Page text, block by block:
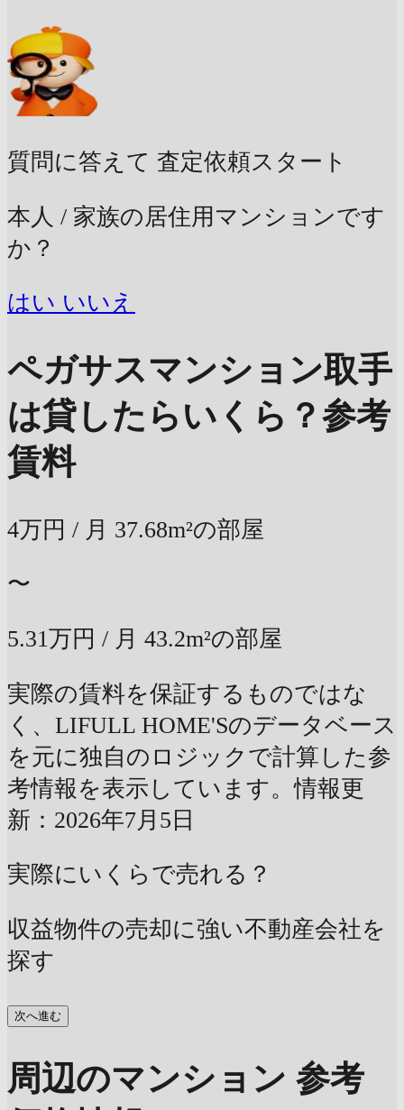
質問に答えて 査定依頼スタート
本人 / 家族の居住用マンションです
か？
はい いいえ
ペガサスマンション取手
は貸したらいくら？参考
賃料
4万円 / 月 37.68m²の部屋
〜
5.31万円 / 月 43.2m²の部屋
実際の賃料を保証するものではな
く、LIFULL HOME'Sのデータベース
を元に独自のロジックで計算した参
考情報を表示しています。情報更
新：2026年7月5日
実際にいくらで売れる？
収益物件の売却に強い不動産会社を
探す
次へ進む
周辺のマンション 参考